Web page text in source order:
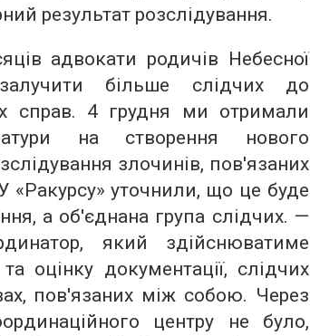
результат розслідування.
адвокати родичів Небесної
більше слідчих до
справ. 4 грудня ми отримали
на створення нового
злочинів, пов'язаних
уточнили, що це буде
а об'єднана група слідчих. —
який здійснюватиме
оцінку документації, слідчих
пов'язаних між собою. Через
центру не було,